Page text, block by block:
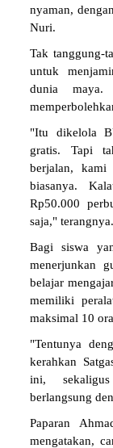
nyaman,
Nuri.
Tak tanggung-
untuk
dunia
"Itu dikelola
gratis. Tapi
berjalan,
biasanya.
Rp50.000
saja," terangnya.
Bagi siswa
menerjunkan
belajar
memiliki
maksimal 10
"Tentunya
kerahkan
ini,
berlangsung
Paparan
mengatakan,